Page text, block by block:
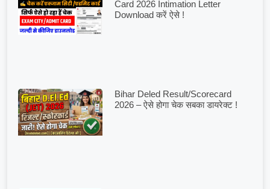
Card 2026 Intimation Letter
Download करें ऐसे !
Bihar Deled Result/Scorecard
2026 – ऐसे होगा चेक सबका डायरेक्ट !